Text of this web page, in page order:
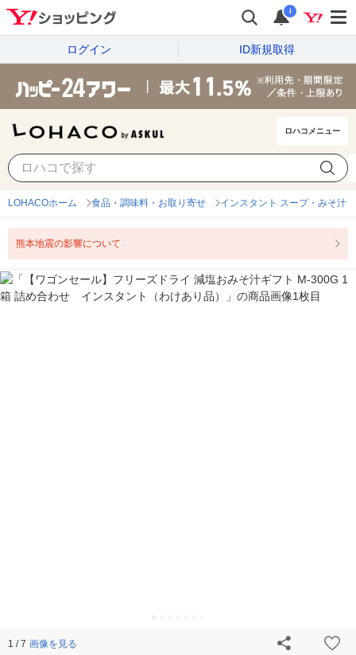
i
ログイン ID新規取得
ロハコメニュー
LOHACOホーム 食品・調味料・お取り寄せ インスタント スープ・みそ汁
熊本地震の影響について
1 / 7 画像を見る